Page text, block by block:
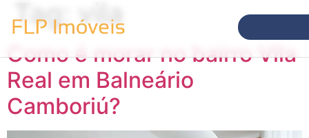
Tag: vila
Como é morar no bairro Vila
Real em Balneário
Camboriú?